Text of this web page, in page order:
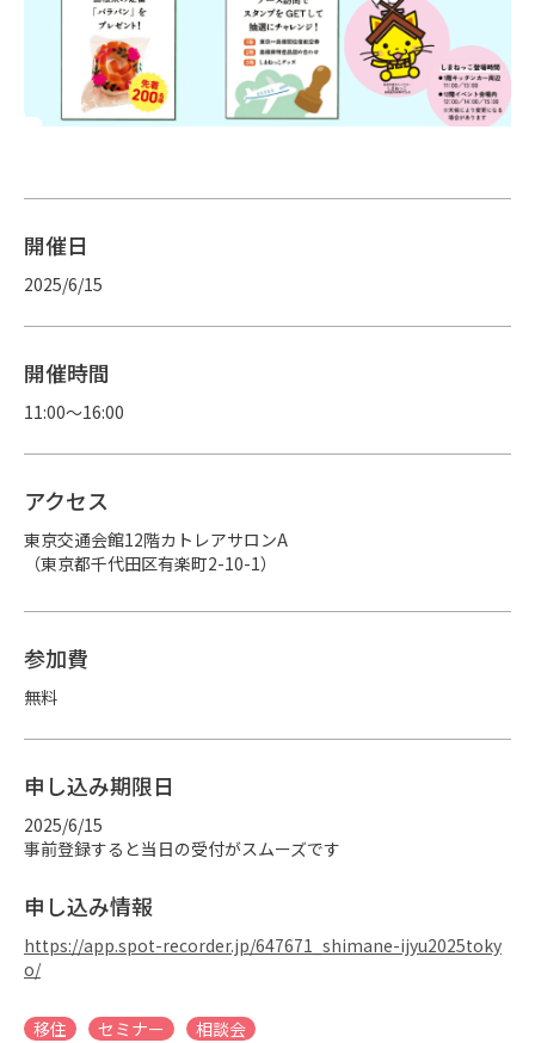
開催日
2025/6/15
開催時間
11:00～16:00
アクセス
東京交通会館12階カトレアサロンA
（東京都千代田区有楽町2-10-1）
参加費
無料
申し込み期限日
2025/6/15
事前登録すると当日の受付がスムーズです
申し込み情報
https://app.spot-recorder.jp/647671_shimane-ijyu2025toky
o/
移住 セミナー 相談会